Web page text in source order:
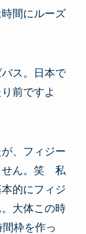
間にルーズ
ス。日本で
前ですよ
、フィジー
せん。笑 私
的にフィジ
大体この時
枠を作っ